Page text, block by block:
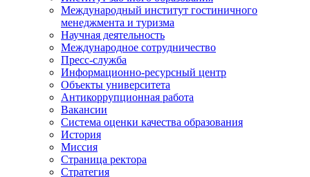
Международный институт гостиничного
менеджмента и туризма
Научная деятельность
Международное сотрудничество
Пресс-служба
Информационно-ресурсный центр
Объекты университета
Антикоррупционная работа
Вакансии
Система оценки качества образования
История
Миссия
Страница ректора
Стратегия